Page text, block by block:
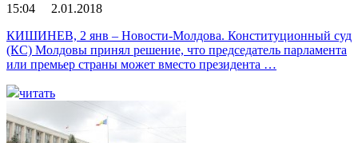
15:04 2.01.2018
КИШИНЕВ, 2 янв – Новости-Молдова. Конституционный суд
(КС) Молдовы принял решение, что председатель парламента
или премьер страны может вместо президента …
читать